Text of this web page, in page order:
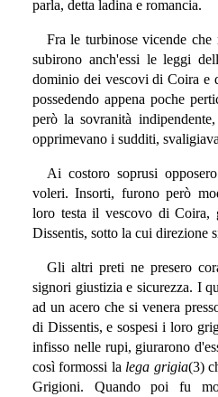
parla, detta ladina e romancia.
Fra le turbinose vicende
subirono anch'essi le leggi
dominio dei vescovi di Coira e
possedendo appena poche
però la sovranità
opprimevano i sudditi,
Ai costoro soprusi
voleri. Insorti, furono però
loro testa il vescovo di
Dissentis, sotto la cui direzione
Gli altri preti ne presero
signori giustizia e sicurezza. I
ad un acero che si venera
di Dissentis, e sospesi i loro
infisso nelle rupi, giurarono
così formossi la lega grigia(3)
Grigioni. Quando poi fu